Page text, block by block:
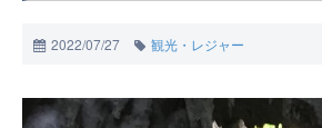
2022/07/27 観光・レジャー